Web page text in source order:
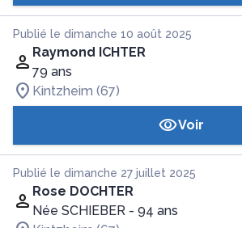
Publié le dimanche 10 août 2025
Raymond ICHTER
79 ans
Kintzheim (67)
Voir
Publié le dimanche 27 juillet 2025
Rose DOCHTER
Née SCHIEBER - 94 ans